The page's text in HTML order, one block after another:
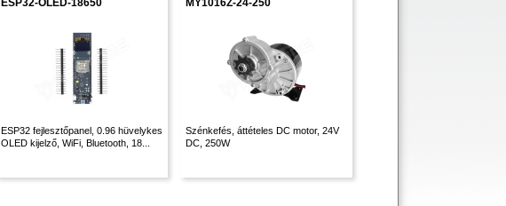
ESP32-OLED-18650
ESP32 fejlesztőpanel, 0.96 hüvelykes
OLED kijelző, WiFi, Bluetooth, 18...
MY1016Z-24-250
Szénkefés, áttételes DC motor, 24V
DC, 250W